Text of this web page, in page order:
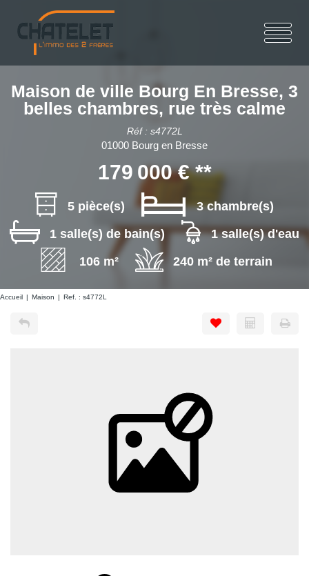
Maison de ville Bourg En Bresse, 3
belles chambres, rue très calme
Réf : s4772L
01000 Bourg en Bresse
179 000 €**
5 pièce(s)
3 chambre(s)
1 salle(s) de bain(s)
1 salle(s) d'eau
106 m²
240 m² de terrain
Accueil Maison Ref. : s4772L